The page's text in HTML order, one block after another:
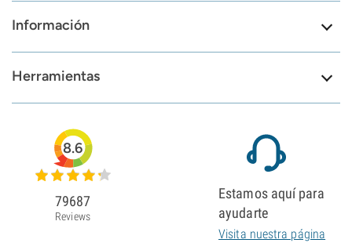
Información
Herramientas
8.6
79687
Reviews
Estamos aquí para
ayudarte
Visita nuestra página